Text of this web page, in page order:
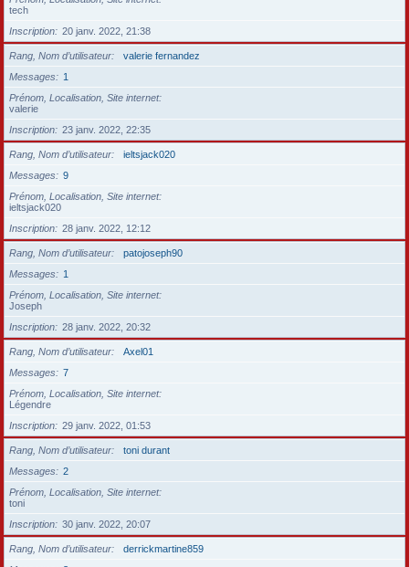
tech
Inscription
20 janv. 2022, 21:38
Rang, Nom d’utilisateur
valerie fernandez
Messages
1
Prénom, Localisation, Site internet
valerie
Inscription
23 janv. 2022, 22:35
Rang, Nom d’utilisateur
ieltsjack020
Messages
9
Prénom, Localisation, Site internet
ieltsjack020
Inscription
28 janv. 2022, 12:12
Rang, Nom d’utilisateur
patojoseph90
Messages
1
Prénom, Localisation, Site internet
Joseph
Inscription
28 janv. 2022, 20:32
Rang, Nom d’utilisateur
Axel01
Messages
7
Prénom, Localisation, Site internet
Légendre
Inscription
29 janv. 2022, 01:53
Rang, Nom d’utilisateur
toni durant
Messages
2
Prénom, Localisation, Site internet
toni
Inscription
30 janv. 2022, 20:07
Rang, Nom d’utilisateur
derrickmartine859